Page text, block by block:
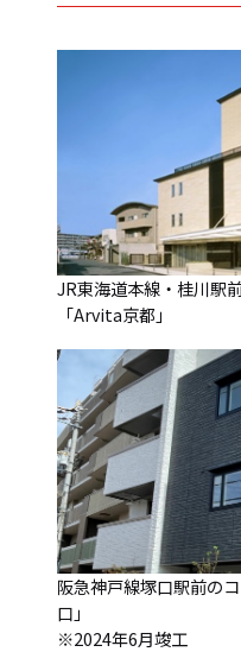
JR東海道本線・桂川駅
「Arvita京都」
阪急神戸線塚口駅前の
口」
※2024年6月竣工